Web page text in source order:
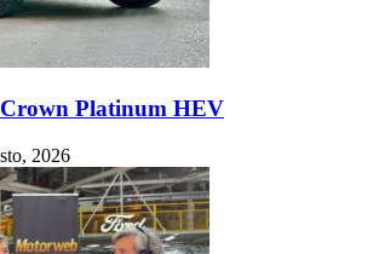
Platinum HEV
2026